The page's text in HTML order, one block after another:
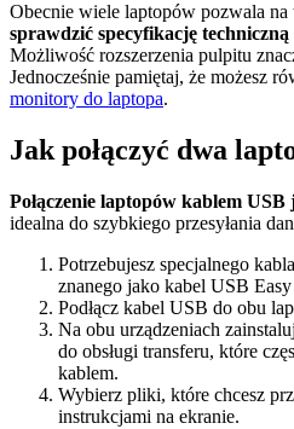
Obecnie wiele laptopów pozwala na
sprawdzić specyfikację
Możliwość rozszerzenia pulpitu
Jednocześnie pamiętaj, że możesz
monitory do laptopa.
Jak połączyć dwa
Połączenie laptopów kablem USB
idealna do szybkiego przesyłania
Potrzebujesz specjalnego
znanego jako kabel USB Easy
Podłącz kabel USB do obu
Na obu urządzeniach
do obsługi transferu, które
kablem.
Wybierz pliki, które chcesz
instrukcjami na ekranie.